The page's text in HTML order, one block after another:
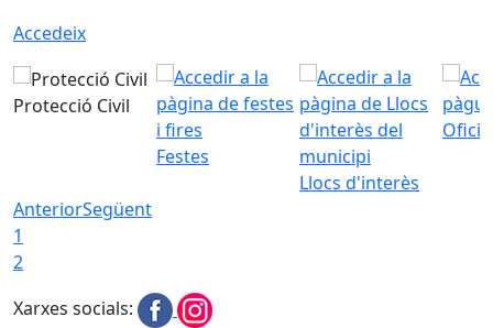
Accedeix
Protecció Civil
Festes
Llocs d'interès
AnteriorSegüent
1
2
Xarxes socials: